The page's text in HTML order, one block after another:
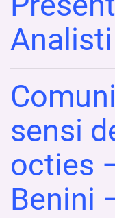
Analisti
sensi
octies
Benini